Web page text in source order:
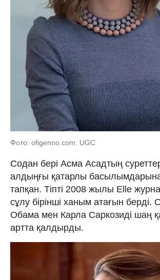
Фото: ofigenno.com: UGC
Содан бері Асма Асадтың
алдыңғы қатарлы
тапқан. Тіпті 2008 жылы Elle
сұлу бірінші ханым атағын
Обама мен Карла Саркозиді шаң
артта қалдырды.